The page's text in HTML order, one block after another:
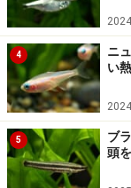
4
ニ
い
5
ブ
頭